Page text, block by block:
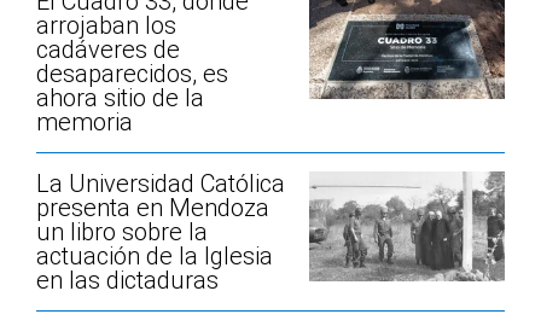
arrojaban los
cadáveres de
desaparecidos, es
ahora sitio de la
memoria
La Universidad Católica
presenta en Mendoza
un libro sobre la
actuación de la Iglesia
en las dictaduras